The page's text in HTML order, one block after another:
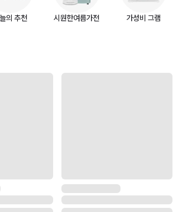
의 추천 시원한여름가전 가성비 그램